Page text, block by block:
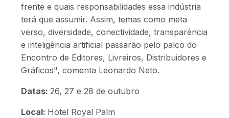
frente e quais responsabilidades essa indústria
terá que assumir. Assim, temas como meta
verso, diversidade, conectividade, transparência
e inteligência artificial passarão pelo palco do
Encontro de Editores, Livreiros, Distribuidores e
Gráficos", comenta Leonardo Neto.
Datas: 26, 27 e 28 de outubro
Local: Hotel Royal Palm